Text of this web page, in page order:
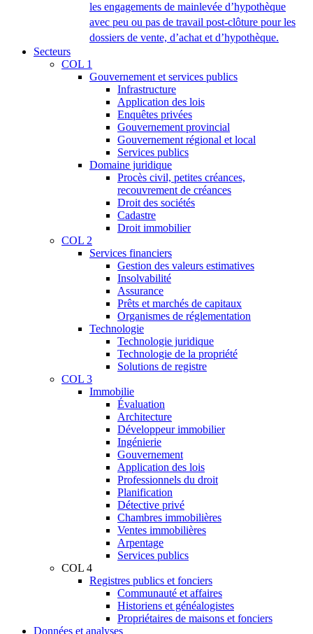
les engagements de mainlevée d’hypothèque
avec peu ou pas de travail post-clôture pour les
dossiers de vente, d’achat et d’hypothèque.
Secteurs
COL 1
Gouvernement et services publics
Infrastructure
Application des lois
Enquêtes privées
Gouvernement provincial
Gouvernement régional et local
Services publics
Domaine juridique
Procès civil, petites créances,
recouvrement de créances
Droit des sociétés
Cadastre
Droit immobilier
COL 2
Services financiers
Gestion des valeurs estimatives
Insolvabilité
Assurance
Prêts et marchés de capitaux
Organismes de réglementation
Technologie
Technologie juridique
Technologie de la propriété
Solutions de registre
COL 3
Immobilie
Évaluation
Architecture
Développeur immobilier
Ingénierie
Gouvernement
Application des lois
Professionnels du droit
Planification
Détective privé
Chambres immobilières
Ventes immobilières
Arpentage
Services publics
COL 4
Registres publics et fonciers
Communauté et affaires
Historiens et généalogistes
Propriétaires de maisons et fonciers
Données et analyses